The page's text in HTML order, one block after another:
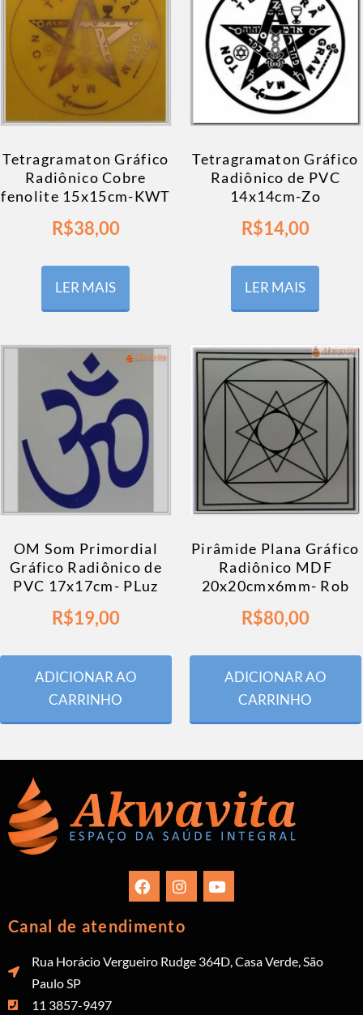
Tetragramaton Gráfico
Radiônico Cobre
fenolite 15x15cm-KWT
R$38,00
LER MAIS
Tetragramaton Gráfico
Radiônico de PVC
14x14cm-Zo
R$14,00
LER MAIS
OM Som Primordial
Gráfico Radiônico de
PVC 17x17cm- PLuz
R$19,00
ADICIONAR AO
CARRINHO
Pirâmide Plana Gráfico
Radiônico MDF
20x20cmx6mm- Rob
R$80,00
ADICIONAR AO
CARRINHO
Canal de atendimento
Rua Horácio Vergueiro Rudge 364D, Casa Verde, São
Paulo SP
11 3857-9497